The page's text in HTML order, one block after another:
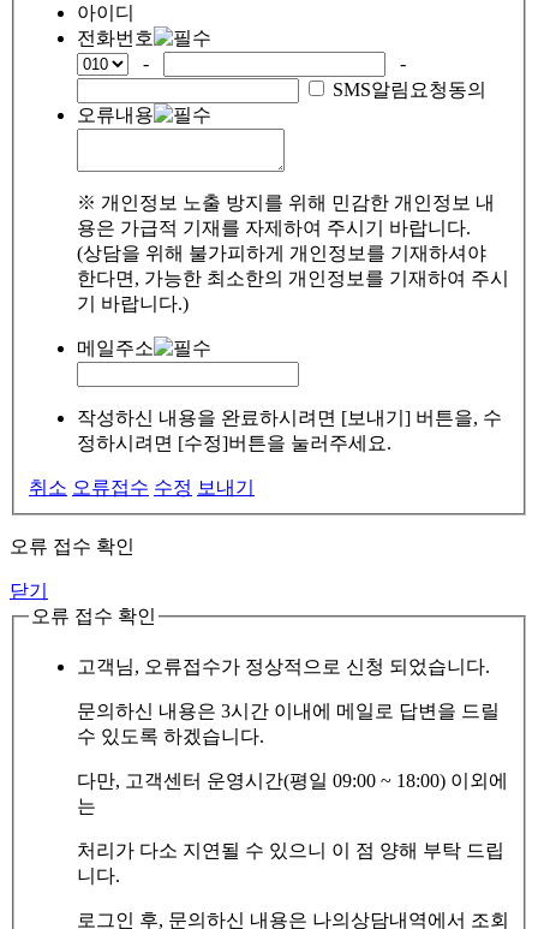
아이디
전화번호
-
-
SMS알림요청동의
오류내용
※ 개인정보 노출 방지를 위해 민감한 개인정보 내
용은 가급적 기재를 자제하여 주시기 바랍니다.
(상담을 위해 불가피하게 개인정보를 기재하셔야
한다면, 가능한 최소한의 개인정보를 기재하여 주시
기 바랍니다.)
메일주소
작성하신 내용을 완료하시려면 [보내기] 버튼을, 수
정하시려면 [수정]버튼을 눌러주세요.
취소 오류접수 수정 보내기
오류 접수 확인
닫기
오류 접수 확인
고객님, 오류접수가 정상적으로 신청 되었습니다.
문의하신 내용은 3시간 이내에 메일로 답변을 드릴
수 있도록 하겠습니다.
다만, 고객센터 운영시간(평일 09:00 ~ 18:00) 이외에
는
처리가 다소 지연될 수 있으니 이 점 양해 부탁 드립
니다.
로그인 후, 문의하신 내용은 나의상담내역에서 조회